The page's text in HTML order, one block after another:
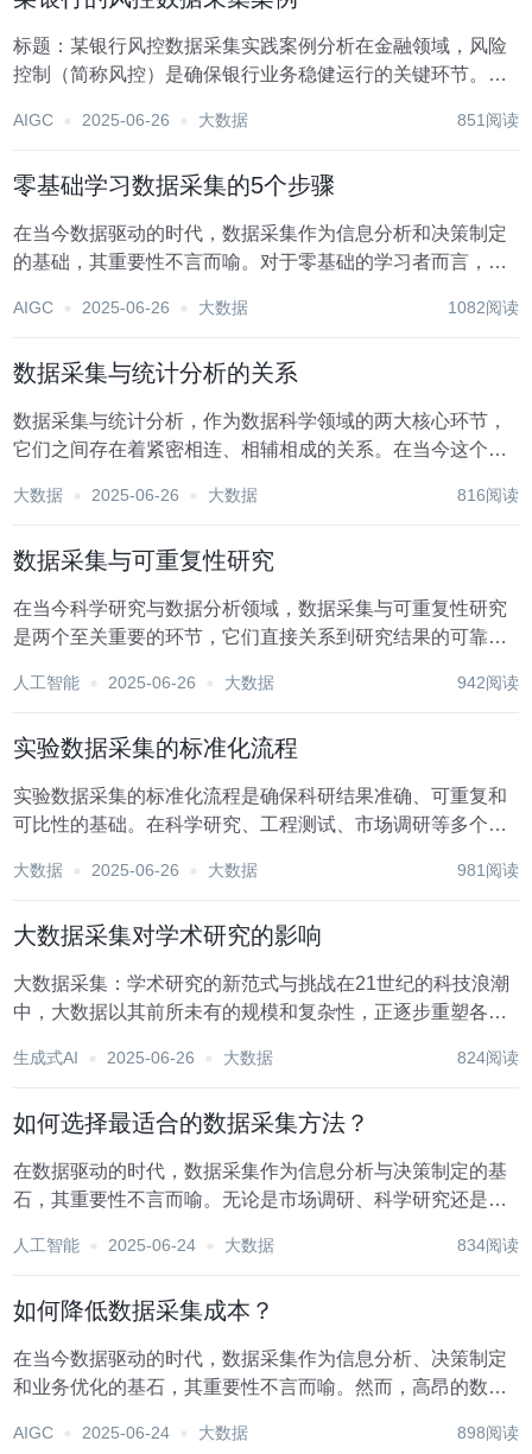
标题：某银行风控数据采集实践案例分析在金融领域，风险
控制（简称风控）是确保银行业务稳健运行的关键环节。随
来越依赖于先进的数据采集与分析技术来强化其风控体系。
AIGC 2025-06-26 大数据 851阅读
零基础学习数据采集的5个步骤
在当今数据驱动的时代，数据采集作为信息分析和决策制定
的基础，其重要性不言而喻。对于零基础的学习者而言，掌
的方法，逐步深入，便能逐步掌握这一关键技能。以下是零
AIGC 2025-06-26 大数据 1082阅读
数据采集与统计分析的关系
数据采集与统计分析，作为数据科学领域的两大核心环节，
它们之间存在着紧密相连、相辅相成的关系。在当今这个数
定，都离不开高质量的数据采集与精准的统计分析。本文旨
大数据 2025-06-26 大数据 816阅读
数据采集与可重复性研究
在当今科学研究与数据分析领域，数据采集与可重复性研究
是两个至关重要的环节，它们直接关系到研究结果的可靠
的数据采集成为研究的基础，而可重复性则确保了研究结果
人工智能 2025-06-26 大数据 942阅读
实验数据采集的标准化流程
实验数据采集的标准化流程是确保科研结果准确、可重复和
可比性的基础。在科学研究、工程测试、市场调研等多个领
以下是一个详细的实验数据采集标准化流程，旨在提供一个
大数据 2025-06-26 大数据 981阅读
大数据采集对学术研究的影响
大数据采集：学术研究的新范式与挑战在21世纪的科技浪潮
中，大数据以其前所未有的规模和复杂性，正逐步重塑各行
据技术应用的起点，为学术研究开辟了全新的视野和方法
生成式AI 2025-06-26 大数据 824阅读
如何选择最适合的数据采集方法？
在数据驱动的时代，数据采集作为信息分析与决策制定的基
石，其重要性不言而喻。无论是市场调研、科学研究还是业
完整性和时效性至关重要。面对繁多的采集手段和技术，如
人工智能 2025-06-24 大数据 834阅读
如何降低数据采集成本？
在当今数据驱动的时代，数据采集作为信息分析、决策制定
和业务优化的基石，其重要性不言而喻。然而，高昂的数据
据采集成本，不仅能够提升企业的竞争力，还能促进数据科
AIGC 2025-06-24 大数据 898阅读